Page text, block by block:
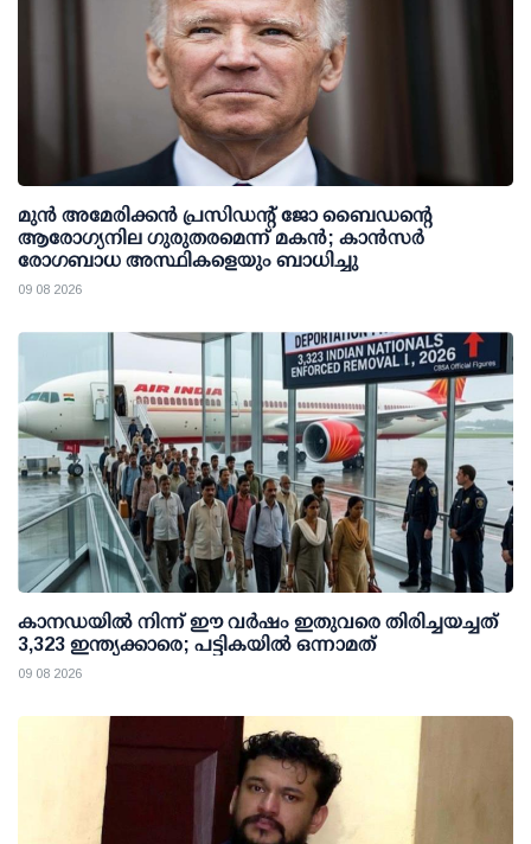
മുന്‍ അമേരിക്കന്‍ പ്രസിഡന്റ് ജോ ബൈഡന്റെ
ആരോഗ്യനില ഗുരുതരമെന്ന് മകന്‍; കാന്‍സര്‍
രോഗബാധ അസ്ഥികളെയും ബാധിച്ചു
09 08 2026
കാനഡയിൽ നിന്ന് ഈ വർഷം ഇതുവരെ തിരിച്ചയച്ചത്
3,323 ഇന്ത്യക്കാരെ; പട്ടികയിൽ ഒന്നാമത്
09 08 2026